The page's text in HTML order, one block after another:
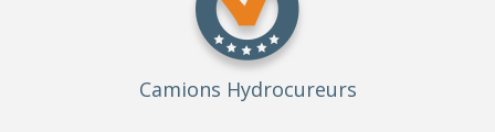
Camions Hydrocureurs